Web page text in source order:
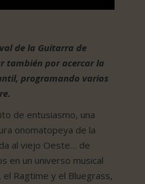
de la Guitarra de
también por acercar la
programando varios
de entusiasmo, una
onomatopeya de la
al viejo Oeste… de
en un universo musical
Ragtime y el Bluegrass,